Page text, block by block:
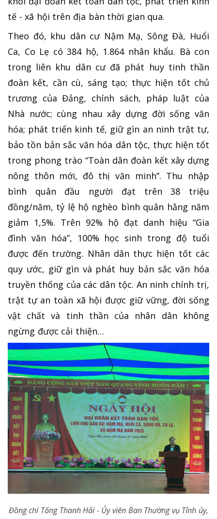
tế - xã hội trên địa bàn thời gian qua.
Theo đó, khu dân cư Nậm Mạ, Sông Đà, Huổi
Ca, Co Lẹ có 384 hộ, 1.864 nhân khẩu. Bà con
trong liên khu dân cư đã phát huy tinh thần
đoàn kết, cần cù, sáng tạo; thực hiện tốt chủ
trương của Đảng, chính sách, pháp luật của
Nhà nước; cùng nhau xây dựng đời sống văn
hóa; phát triển kinh tế, giữ gìn an ninh trật tự,
bảo tồn bản sắc văn hóa dân tộc, thực hiện tốt
trong phong trào “Toàn dân đoàn kết xây dựng
nông thôn mới, đô thị văn minh”. Thu nhập
bình quân đầu người đạt trên 38 triệu
đồng/năm, tỷ lệ hộ nghèo bình quân hằng năm
giảm 1,5%. Trên 92% hộ đạt danh hiệu “Gia
đình văn hóa”, 100% học sinh trong độ tuổi
được đến trường. Nhân dân thực hiện tốt các
quy ước, giữ gìn và phát huy bản sắc văn hóa
truyền thống của các dân tộc. An ninh chính trị,
trật tự an toàn xã hội được giữ vững, đời sống
vật chất và tinh thần của nhân dân không
ngừng được cải thiện…
Đồng chí Tống Thanh Hải - Ủy viên Ban Thường vụ Tỉnh ủy,